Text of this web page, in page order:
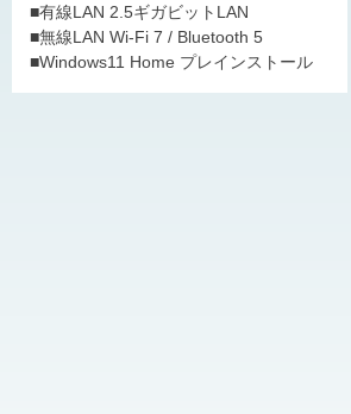
■有線LAN 2.5ギガビットLAN
■無線LAN Wi-Fi 7 / Bluetooth 5
■Windows11 Home プレインストール